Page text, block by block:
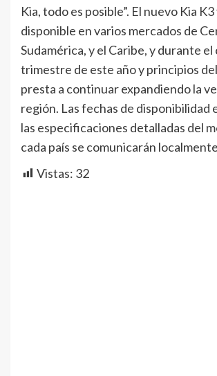
Kia, todo es posible”. El nuevo Kia
disponible en varios mercados de
Sudamérica, y el Caribe, y durante
trimestre de este año y principios
presta a continuar expandiendo la
región. Las fechas de disponibilidad
las especificaciones detalladas del
cada país se comunicarán
Vistas: 32